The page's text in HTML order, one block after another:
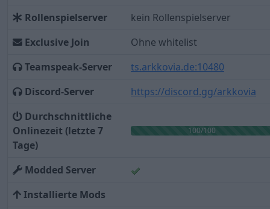
Rollenspielserver
kein Rollenspielserver
Exclusive Join
Ohne whitelist
Teamspeak-Server
ts.arkkovia.de:10480
Discord-Server
https://discord.gg/arkkovia
Durchschnittliche
Onlinezeit (letzte 7
Tage)
100/100
Modded Server
Installierte Mods